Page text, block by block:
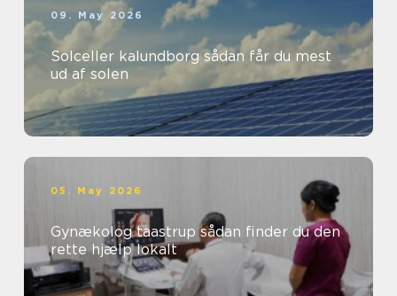
09. May 2026
Solceller kalundborg sådan får du mest
ud af solen
05. May 2026
Gynækolog taastrup sådan finder du den
rette hjælp lokalt